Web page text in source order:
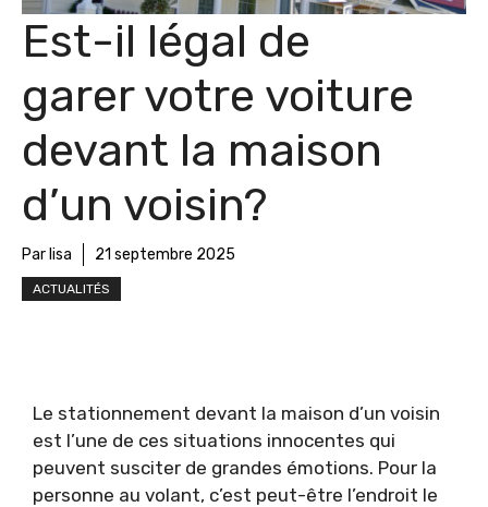
Est-il légal de
garer votre voiture
devant la maison
d’un voisin?
Par lisa 21 septembre 2025
ACTUALITÉS
Le stationnement devant la maison d’un voisin
est l’une de ces situations innocentes qui
peuvent susciter de grandes émotions. Pour la
personne au volant, c’est peut-être l’endroit le